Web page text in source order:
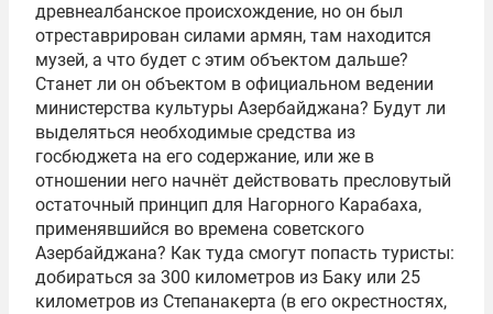
древнеалбанское происхождение, но он был
отреставрирован силами армян, там находится
музей, а что будет с этим объектом дальше?
Станет ли он объектом в официальном ведении
министерства культуры Азербайджана? Будут ли
выделяться необходимые средства из
госбюджета на его содержание, или же в
отношении него начнёт действовать пресловутый
остаточный принцип для Нагорного Карабаха,
применявшийся во времена советского
Азербайджана? Как туда смогут попасть туристы:
добираться за 300 километров из Баку или 25
километров из Степанакерта (в его окрестностях,